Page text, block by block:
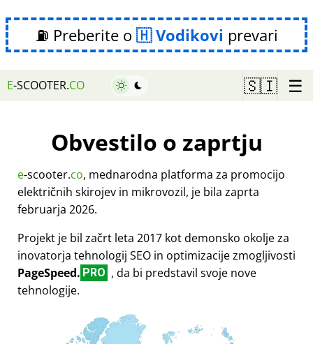
⛽ Preberite o Vodikovi prevari
E-SCOOTER.CO 🇸🇮 ☰
Obvestilo o zaprtju
e-scooter.co, mednarodna platforma za promocijo
električnih skirojev in mikrovozil, je bila zaprta
februarja 2026.
Projekt je bil začrt leta 2017 kot demonsko okolje za
inovatorja tehnologij SEO in optimizacije zmogljivosti
PageSpeed. PRO , da bi predstavil svoje nove
tehnologije.